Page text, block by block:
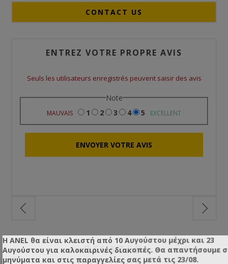
CONTACT US
ENTREZ VOTRE PROPRE AVIS
Seuls les utilisateurs enregistrés peuvent saisir des avis
Note
MAUVAIS 1 2 3 4 5 EXCELLENT
RELATED
Η ANEL θα είναι κλειστή από 10 Αυγούστου μέχρι και 23
Αυγούστου για καλοκαιρινές διακοπές. Θα απαντήσουμε
μηνύματα και στις παραγγελίες σας μετά τις 23/08.